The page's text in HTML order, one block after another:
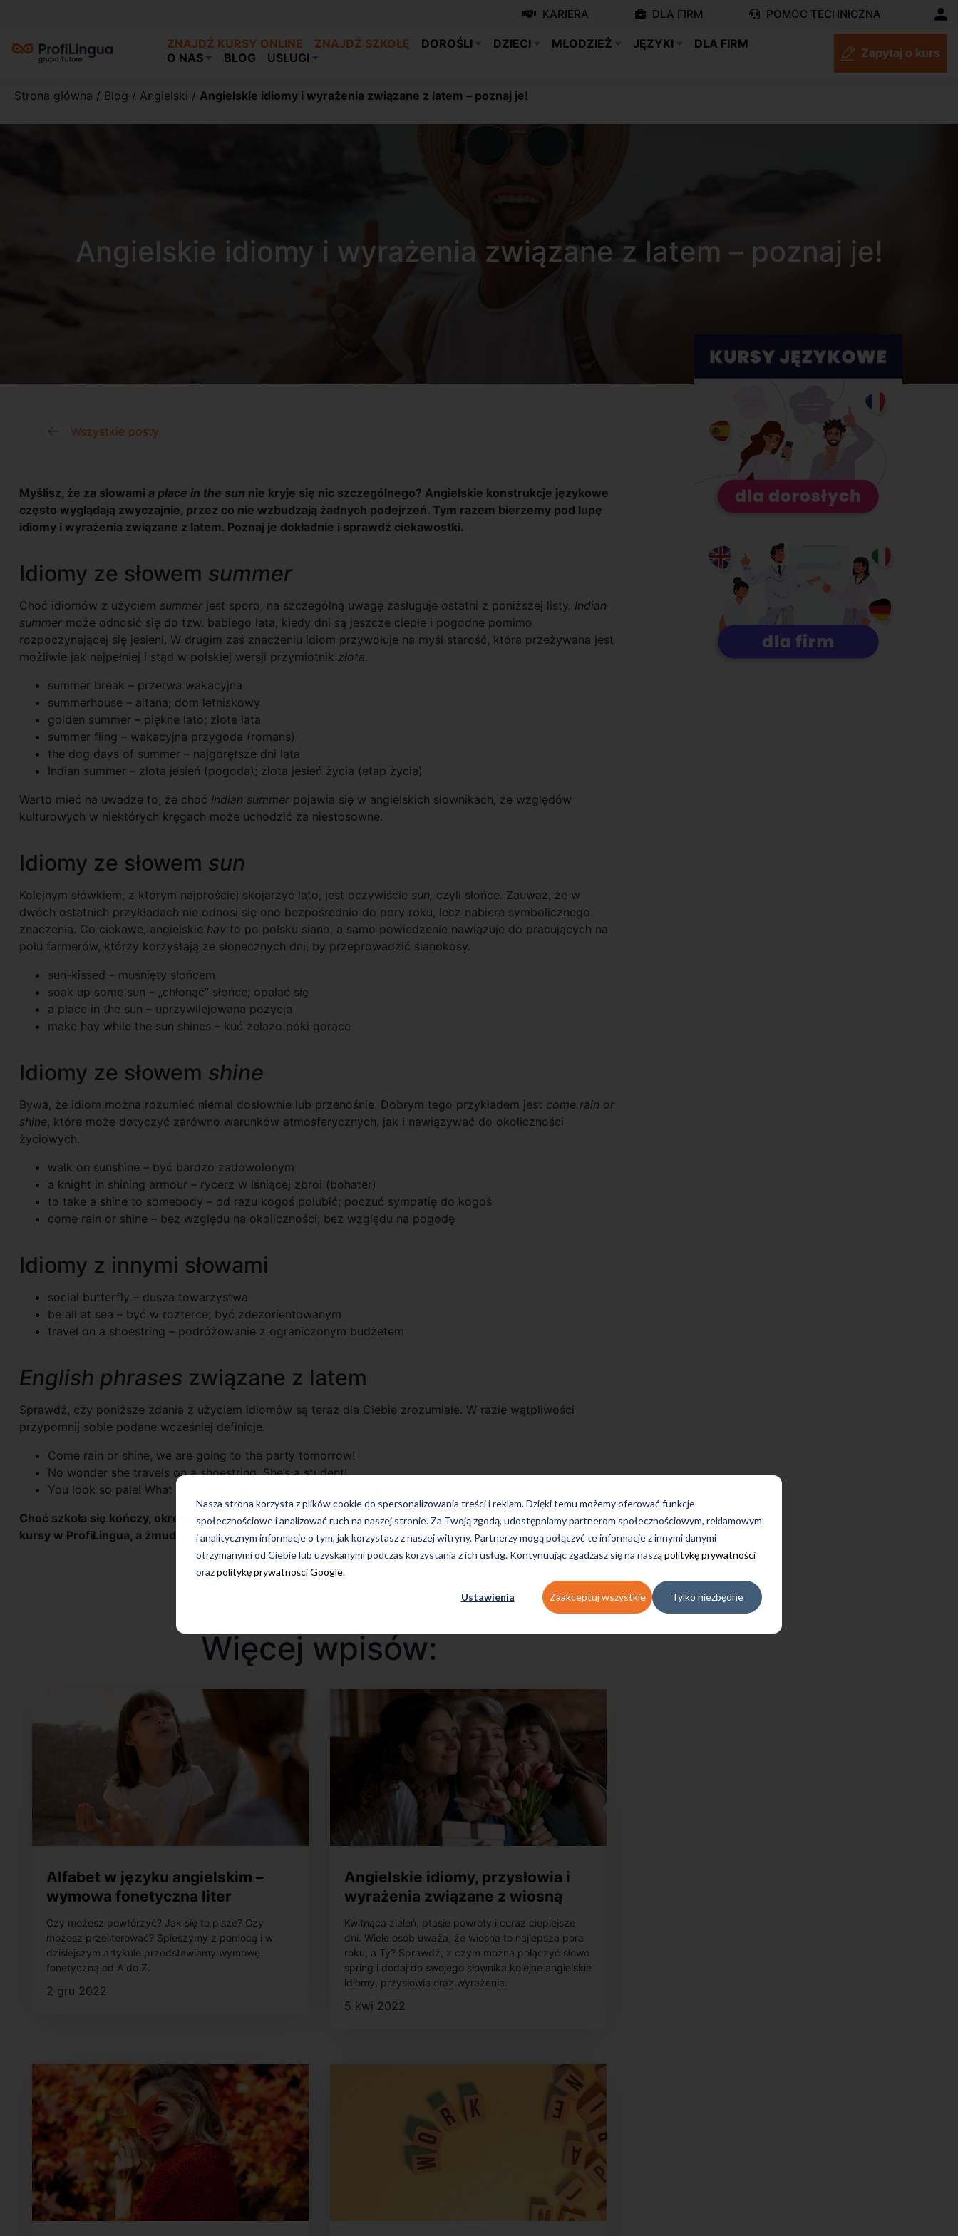
Nasza strona korzysta z plików cookie do spersonalizowania treści i reklam. Dzięki temu możemy oferować funkcje
społecznościowe i analizować ruch na naszej stronie. Za Twoją zgodą, udostępniamy partnerom społecznościowym, reklamowym
i analitycznym informacje o tym, jak korzystasz z naszej witryny. Partnerzy mogą połączyć te informacje z innymi danymi
otrzymanymi od Ciebie lub uzyskanymi podczas korzystania z ich usług. Kontynuując zgadzasz się na nasząpolitykę prywatności
orazpolitykę prywatności Google.
Ustawienia Zaakceptuj wszystkie Tylko niezbędne
KARIERA DLA FIRM POMOC TECHNICZNA
ZNAJDŹ KURSY ONLINE ZNAJDŹ SZKOŁĘ DOROŚLI DZIECI MŁODZIEŻ JĘZYKI
DLA FIRM
O NAS
BLOG USŁUGI Zapytaj o kurs
Strona główna / Blog / Angielski / Angielskie idiomy i wyrażenia związane z latem – poznaj je!
Angielskie idiomy i wyrażenia związane z latem – poznaj je!
Wszystkie posty
Myślisz, że za słowami a place in the sun nie kryje się nic szczególnego? Angielskie konstrukcje językowe
często wyglądają zwyczajnie, przez co nie wzbudzają żadnych podejrzeń. Tym razem bierzemy pod lupę
idiomy i wyrażenia związane z latem. Poznaj je dokładnie i sprawdź ciekawostki.
Idiomy ze słowem summer
Choć idiomów z użyciem summer jest sporo, na szczególną uwagę zasługuje ostatni z poniższej listy. Indian
summer może odnosić się do tzw. babiego lata, kiedy dni są jeszcze ciepłe i pogodne pomimo
rozpoczynającej się jesieni. W drugim zaś znaczeniu idiom przywołuje na myśl starość, która przeżywana jest
możliwie jak najpełniej i stąd w polskiej wersji przymiotnik złota.
summer break – przerwa wakacyjna
summerhouse – altana; dom letniskowy
golden summer – piękne lato; złote lata
summer fling – wakacyjna przygoda (romans)
the dog days of summer – najgorętsze dni lata
Indian summer – złota jesień (pogoda); złota jesień życia (etap życia)
Warto mieć na uwadze to, że choć Indian summer pojawia się w angielskich słownikach, ze względów
kulturowych w niektórych kręgach może uchodzić za niestosowne.
Idiomy ze słowem sun
Kolejnym słówkiem, z którym najprościej skojarzyć lato, jest oczywiście sun, czyli słońce. Zauważ, że w
dwóch ostatnich przykładach nie odnosi się ono bezpośrednio do pory roku, lecz nabiera symbolicznego
znaczenia. Co ciekawe, angielskie hay to po polsku siano, a samo powiedzenie nawiązuje do pracujących na
polu farmerów, którzy korzystają ze słonecznych dni, by przeprowadzić sianokosy.
sun-kissed – muśnięty słońcem
soak up some sun – „chłonąć” słońce; opalać się
a place in the sun – uprzywilejowana pozycja
make hay while the sun shines – kuć żelazo póki gorące
Idiomy ze słowem shine
Bywa, że idiom można rozumieć niemal dosłownie lub przenośnie. Dobrym tego przykładem jest come rain or
shine, które może dotyczyć zarówno warunków atmosferycznych, jak i nawiązywać do okoliczności
życiowych.
walk on sunshine – być bardzo zadowolonym
a knight in shining armour – rycerz w lśniącej zbroi (bohater)
to take a shine to somebody – od razu kogoś polubić; poczuć sympatię do kogoś
come rain or shine – bez względu na okoliczności; bez względu na pogodę
Idiomy z innymi słowami
social butterfly – dusza towarzystwa
be all at sea – być w rozterce; być zdezorientowanym
travel on a shoestring – podróżowanie z ograniczonym budżetem
English phrases związane z latem
Sprawdź, czy poniższe zdania z użyciem idiomów są teraz dla Ciebie zrozumiałe. W razie wątpliwości
przypomnij sobie podane wcześniej definicje.
Come rain or shine, we are going to the party tomorrow!
No wonder she travels on a shoestring. She’s a student!
You look so pale! What about going out today and soaking up some sun?
Choć szkoła się kończy, okres wakacyjny to idealny moment, aby podszkolić się w języku obcym. Postaw na
kursy w ProfiLingua, a żmudna nauka zamieni się we wspaniałą przygodę. Szczegóły oferty znajdziesztutaj.
Więcej wpisów:
Alfabet w języku angielskim –
wymowa fonetyczna liter
Czy możesz powtórzyć? Jak się to pisze? Czy
możesz przeliterować? Spieszymy z pomocą i w
dzisiejszym artykule przedstawiamy wymowę
fonetyczną od A do Z.
2 gru 2022
Angielskie idiomy, przysłowia i
wyrażenia związane z wiosną
Kwitnąca zieleń, ptasie powroty i coraz cieplejsze
dni. Wiele osób uważa, że wiosna to najlepsza pora
roku, a Ty? Sprawdź, z czym można połączyć słowo
spring i dodaj do swojego słownika kolejne angielskie
idiomy, przysłowia oraz wyrażenia.
5 kwi 2022